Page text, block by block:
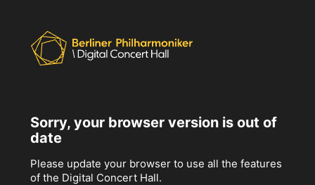
Sorry, your browser version is out of
date
Please update your browser to use all the features
of the Digital Concert Hall.